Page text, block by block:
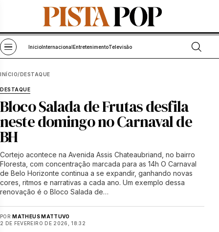
Pular para o conteúdo
Abrir menu
Início Internacional EntretenimentoTelevisão Abrir
INÍCIO/ DESTAQUE
DESTAQUE
Bloco Salada de Frutas desfila
neste domingo no Carnaval de
BH
Cortejo acontece na Avenida Assis Chateaubriand, no bairro
Floresta, com concentração marcada para as 14h O Carnaval
de Belo Horizonte continua a se expandir, ganhando novas
cores, ritmos e narrativas a cada ano. Um exemplo dessa
renovação é o Bloco Salada de…
POR MATHEUS MATTUVO
2 DE FEVEREIRO DE 2026, 18:32